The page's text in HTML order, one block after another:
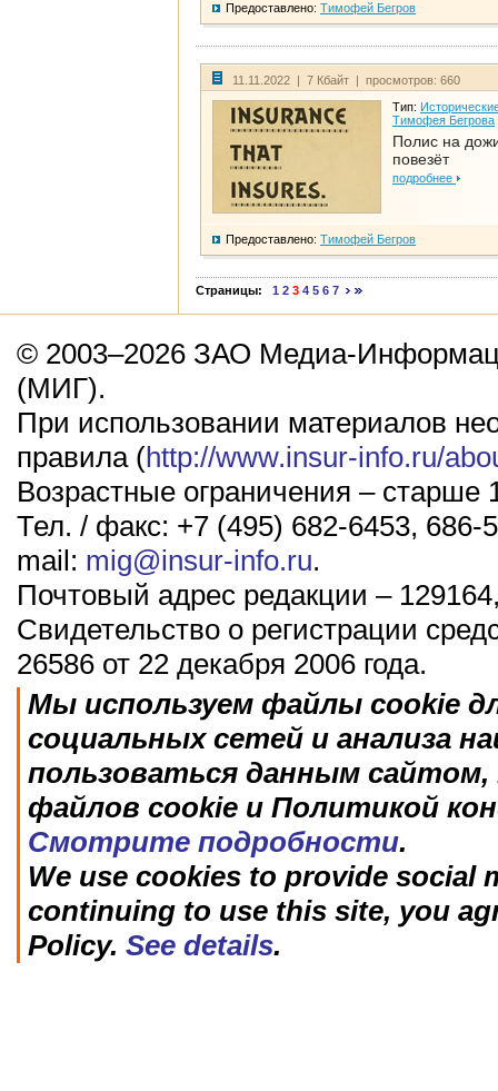
Предоставлено: Тимофей Бегров
11.11.2022 | 7 Кбайт | просмотров: 660
Тип:
Тимофея Бегрова
Полис на
повезёт
подробнее
Предоставлено: Тимофей Бегров
Страницы: 1 2 3 4 5 6 7
© 2003–2026 ЗАО Медиа-
(МИГ).
При использовании материалов
правила (http://www.insur-info.ru/
Возрастные ограничения – старше
Тел. / факс: +7 (495) 682-6453, 686-
mail: mig@insur-info.ru.
Почтовый адрес редакции –
Свидетельство о регистрации
26586 от 22 декабря 2006 года.
Мы используем файлы cookie
социальных сетей и анализа
пользоваться данным
файлов cookie и Политикой
Смотрите подробности.
We use cookies to provide social
continuing to use this site, you
Policy. See details.